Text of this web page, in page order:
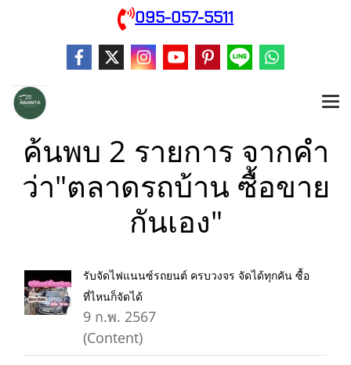
095-057-5511
ค้นพบ 2 รายการ จากคำ
ว่า"ตลาดรถบ้าน ซื้อขาย
กันเอง"
รับจัดไฟแนนซ์รถยนต์ ครบวงจร จัดได้ทุกคัน ซื้อ
ที่ไหนก็จัดได้
9 ก.พ. 2567
(Content)